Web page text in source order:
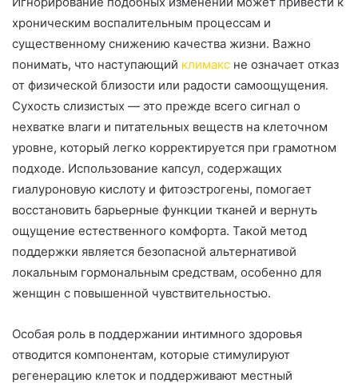
хроническим воспалительным процессам и
существенному снижению качества жизни. Важно
понимать, что наступающий климакс не означает отказ
от физической близости или радости самоощущения.
Сухость слизистых — это прежде всего сигнал о
нехватке влаги и питательных веществ на клеточном
уровне, который легко корректируется при грамотном
подходе. Использование капсул, содержащих
гиалуроновую кислоту и фитоэстрогены, помогает
восстановить барьерные функции тканей и вернуть
ощущение естественного комфорта. Такой метод
поддержки является безопасной альтернативой
локальным гормональным средствам, особенно для
женщин с повышенной чувствительностью.
Особая роль в поддержании интимного здоровья
отводится компонентам, которые стимулируют
регенерацию клеток и поддерживают местный